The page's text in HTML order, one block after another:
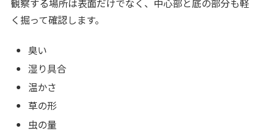
観察する場所は表面だけでなく、中心部と底の部分も軽
く掘って確認します。
臭い
湿り具合
温かさ
草の形
虫の量